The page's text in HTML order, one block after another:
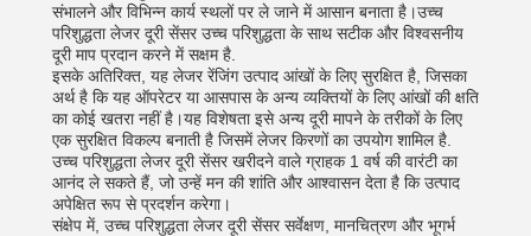
संभालने और विभिन्न कार्य स्थलों पर ले जाने में आसान बनाता है।उच्च
परिशुद्धता लेजर दूरी सेंसर उच्च परिशुद्धता के साथ सटीक और विश्वसनीय
दूरी माप प्रदान करने में सक्षम है.
इसके अतिरिक्त, यह लेजर रेंजिंग उत्पाद आंखों के लिए सुरक्षित है, जिसका
अर्थ है कि यह ऑपरेटर या आसपास के अन्य व्यक्तियों के लिए आंखों की क्षति
का कोई खतरा नहीं है।यह विशेषता इसे अन्य दूरी मापने के तरीकों के लिए
एक सुरक्षित विकल्प बनाती है जिसमें लेजर किरणों का उपयोग शामिल है.
उच्च परिशुद्धता लेजर दूरी सेंसर खरीदने वाले ग्राहक 1 वर्ष की वारंटी का
आनंद ले सकते हैं, जो उन्हें मन की शांति और आश्वासन देता है कि उत्पाद
अपेक्षित रूप से प्रदर्शन करेगा।
संक्षेप में, उच्च परिशुद्धता लेजर दूरी सेंसर सर्वेक्षण, मानचित्रण और भूगर्भ